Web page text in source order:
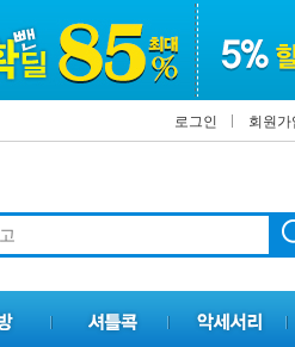
로그인 회원가